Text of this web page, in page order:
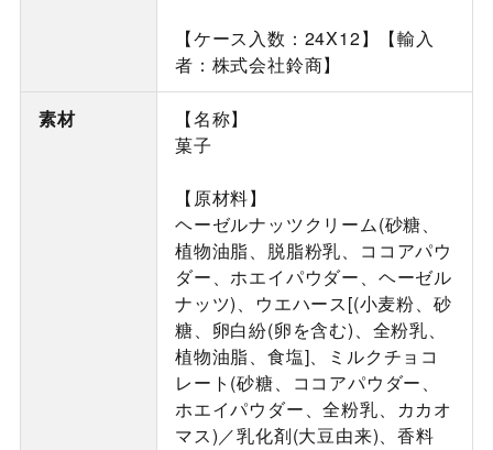
【ケース入数：24X12】【輸入
者：株式会社鈴商】
素材
【名称】
菓子
【原材料】
ヘーゼルナッツクリーム(砂糖、
植物油脂、脱脂粉乳、ココアパウ
ダー、ホエイパウダー、ヘーゼル
ナッツ)、ウエハース[(小麦粉、砂
糖、卵白紛(卵を含む)、全粉乳、
植物油脂、食塩]、ミルクチョコ
レート(砂糖、ココアパウダー、
ホエイパウダー、全粉乳、カカオ
マス)／乳化剤(大豆由来)、香料